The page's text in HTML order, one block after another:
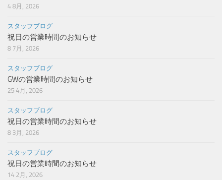
4 8月, 2026
スタッフブログ
祝日の営業時間のお知らせ
8 7月, 2026
スタッフブログ
GWの営業時間のお知らせ
25 4月, 2026
スタッフブログ
祝日の営業時間のお知らせ
8 3月, 2026
スタッフブログ
祝日の営業時間のお知らせ
14 2月, 2026